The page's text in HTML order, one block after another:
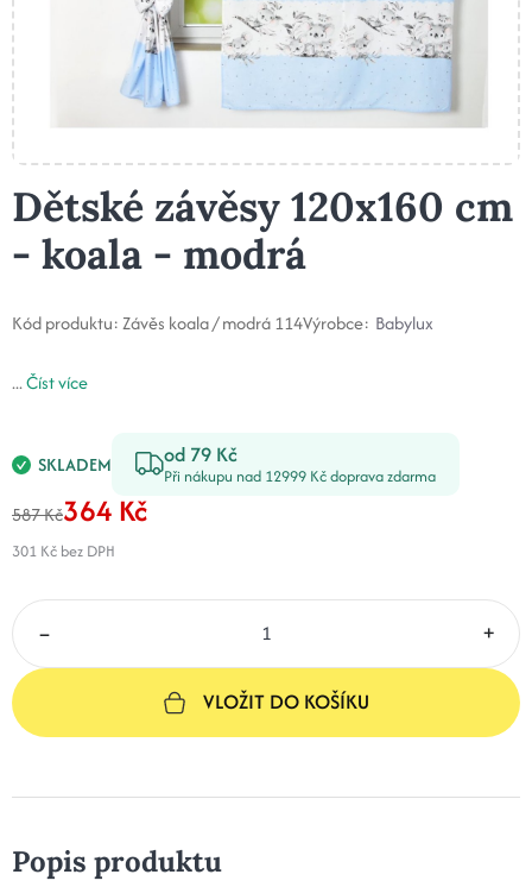
Dětské závěsy 120x160 cm
- koala - modrá
Kód produktu:Závěs koala / modrá 114Výrobce: Babylux
...Číst více
SKLADEM od 79 Kč
Při nákupu nad 12999 Kč doprava zdarma
587 Kč364 Kč
301 Kč bez DPH
– +
VLOŽIT DO KOŠÍKU
Popis produktu